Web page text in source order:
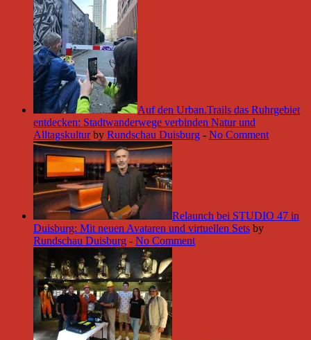
Auf den Urban.Trails das Ruhrgebiet
entdecken: Stadtwanderwege verbinden Natur und
Alltagskultur by Rundschau Duisburg - No Comment
Relaunch bei STUDIO 47 in
Duisburg: Mit neuen Avataren und virtuellen Sets by
Rundschau Duisburg - No Comment